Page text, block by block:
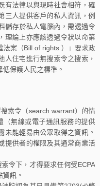
有法律以與現時社會相符，確
三人提供客戶的私人資訊，例
儲存於私人電腦內，需透過令
理論上亦應該透過令狀以命第
法案（Bill of rights ）」要求政
人住宅進行無搜索令之搜索，
保護人民之標準。
索令（search warrant）的情
（無線或電子通訊服務的提供
未能輕易由公眾取得之資訊。
提供者的權限及其通常商業活
令下，才得要求任何受ECPA
訊。